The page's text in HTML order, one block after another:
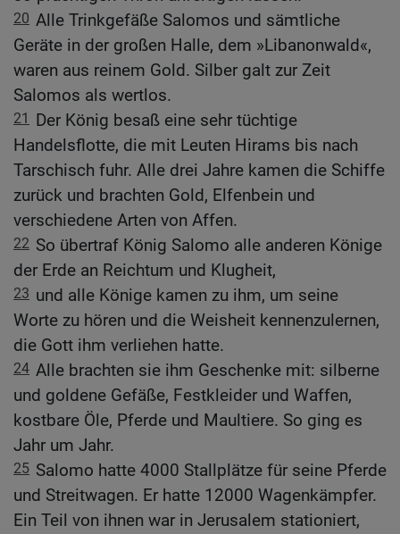
20 Alle Trinkgefäße Salomos und sämtliche
Geräte in der großen Halle, dem »Libanonwald«,
waren aus reinem Gold. Silber galt zur Zeit
Salomos als wertlos.
21
Der König besaß eine sehr tüchtige
Handelsflotte, die mit Leuten Hirams bis nach
Tarschisch fuhr. Alle drei Jahre kamen die Schiffe
zurück und brachten Gold, Elfenbein und
verschiedene Arten von Affen.
22 So übertraf König Salomo alle anderen Könige
der Erde an Reichtum und Klugheit,
23 und alle Könige kamen zu ihm, um seine
Worte zu hören und die Weisheit kennenzulernen,
die Gott ihm verliehen hatte.
24 Alle brachten sie ihm Geschenke mit: silberne
und goldene Gefäße, Festkleider und Waffen,
kostbare Öle, Pferde und Maultiere. So ging es
Jahr um Jahr.
25 Salomo hatte 4000 Stallplätze für seine Pferde
und Streitwagen. Er hatte 12000 Wagenkämpfer.
Ein Teil von ihnen war in Jerusalem stationiert,